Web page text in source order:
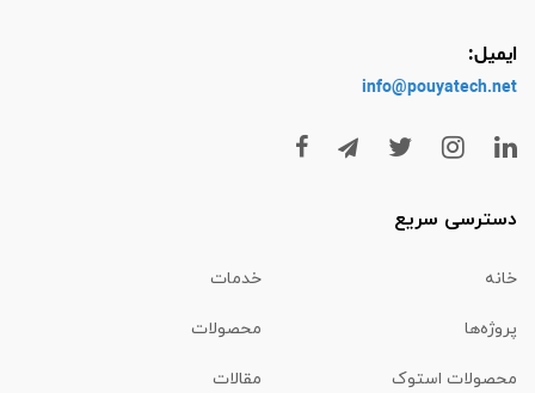
ایمیل:
info@pouyatech.net
دسترسی سریع
خانه خدمات
پروژه‌ها محصولات
محصولات استوک مقالات